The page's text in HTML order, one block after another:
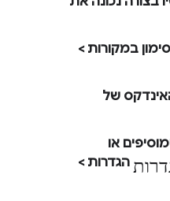
במקורות >
של
או
הגדרות >